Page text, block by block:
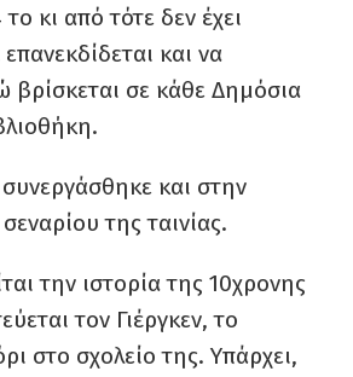
κι από τότε δεν έχει
και να
βρίσκεται σε κάθε Δημόσια
και στην
της ταινίας.
την ιστορία της 10χρονης
τον Γιέργκεν, το
στο σχολείο της. Υπάρχει,